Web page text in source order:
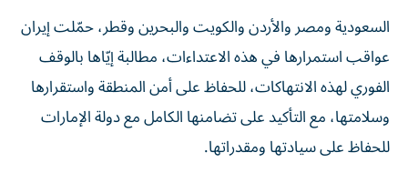
السعودية ومصر والأردن والكويت والبحرين وقطر، حمّلت إيران
عواقب استمرارها في هذه الاعتداءات، مطالبة إيّاها بالوقف
الفوري لهذه الانتهاكات، للحفاظ على أمن المنطقة واستقرارها
وسلامتها، مع التأكيد على تضامنها الكامل مع دولة الإمارات
للحفاظ على سيادتها ومقدراتها.